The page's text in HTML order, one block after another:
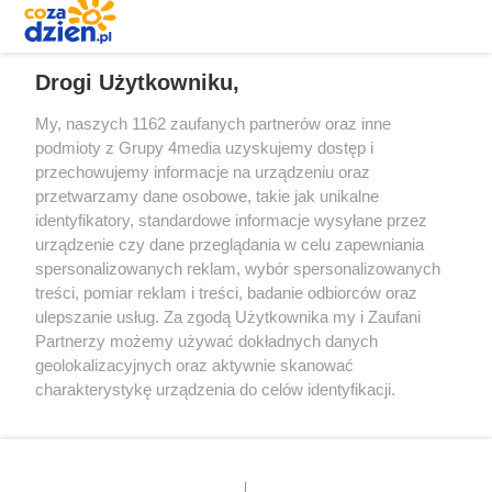
Redakcja Reklama Prywatność
Praca Łódź
the:protocol
Drogi Użytkowniku,
My, naszych 1162 zaufanych partnerów oraz inne
podmioty z Grupy 4media uzyskujemy dostęp i
przechowujemy informacje na urządzeniu oraz
przetwarzamy dane osobowe, takie jak unikalne
identyfikatory, standardowe informacje wysyłane przez
urządzenie czy dane przeglądania w celu zapewniania
spersonalizowanych reklam, wybór spersonalizowanych
treści, pomiar reklam i treści, badanie odbiorców oraz
ulepszanie usług. Za zgodą Użytkownika my i Zaufani
Partnerzy możemy używać dokładnych danych
geolokalizacyjnych oraz aktywnie skanować
charakterystykę urządzenia do celów identyfikacji.
zmienić/wycofać klikając przycisk ustawień prywatności